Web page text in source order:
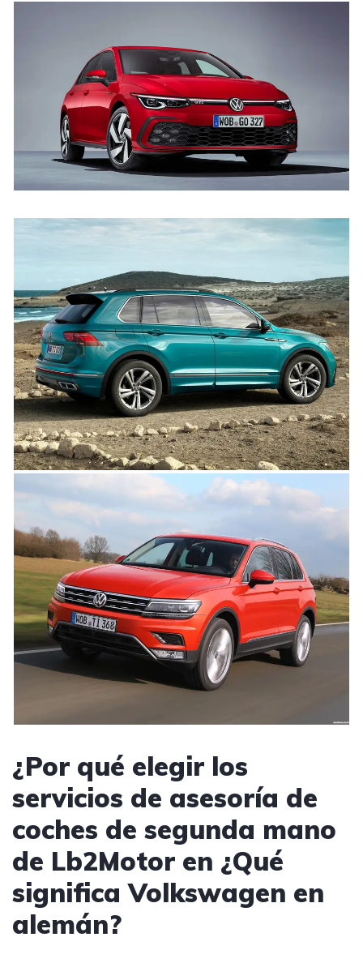
¿Por qué elegir los
servicios de asesoría de
coches de segunda mano
de Lb2Motor en ¿Qué
significa Volkswagen en
alemán?